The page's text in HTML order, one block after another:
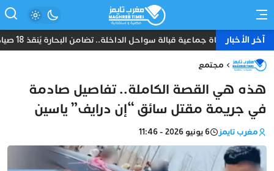
آخر الأخبارنجاة جماعية قبالة سواحل الداخلة.. تضامن البحارة يُنقذ 18 صياداً من غرق مركب “أمانة”
مجتمع
هذه هي القصة الكاملة.. تفاصيل صادمة
في جريمة مقتل سائق “إن درايف” ياسين
مغرب تايمز 6 يونيو 2026 - 11:46